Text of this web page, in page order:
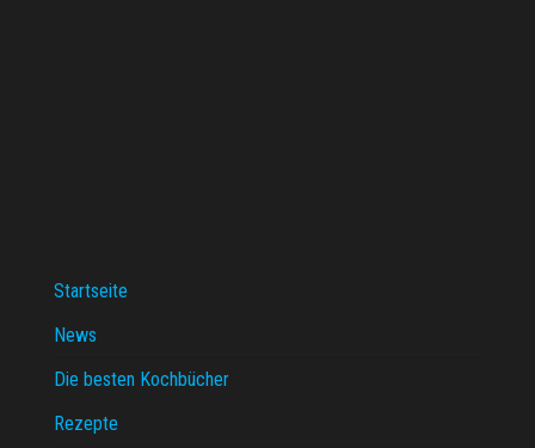
Startseite
News
Die besten Kochbücher
Rezepte